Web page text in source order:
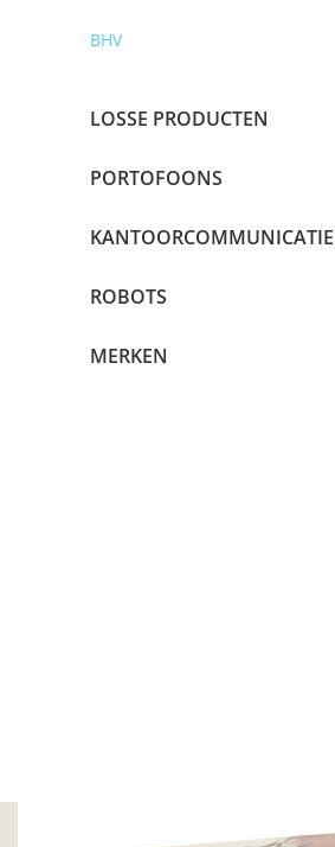
BHV
LOSSE PRODUCTEN
PORTOFOONS
KANTOORCOMMUNICATIE
ROBOTS
MERKEN